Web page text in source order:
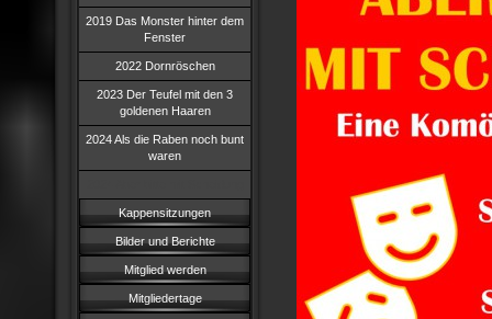
2019 Das Monster hinter dem
Fenster
2022 Dornröschen
2023 Der Teufel mit den 3
goldenen Haaren
2024 Als die Raben noch bunt
waren
Kappensitzungen
Bilder und Berichte
Mitglied werden
Mitgliedertage